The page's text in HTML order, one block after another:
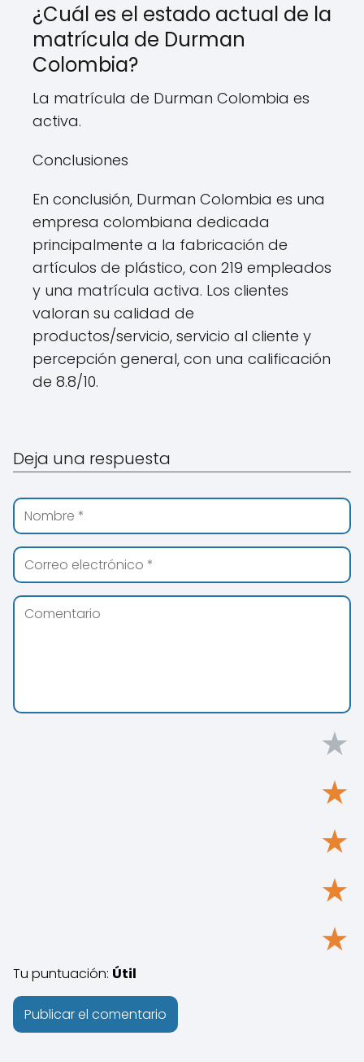
¿Cuál es el estado actual de la
matrícula de Durman
Colombia?
La matrícula de Durman Colombia es
activa.
Conclusiones
En conclusión, Durman Colombia es una
empresa colombiana dedicada
principalmente a la fabricación de
artículos de plástico, con 219 empleados
y una matrícula activa. Los clientes
valoran su calidad de
productos/servicio, servicio al cliente y
percepción general, con una calificación
de 8.8/10.
Deja una respuesta
★
★
★
★
★
Tu puntuación: Útil